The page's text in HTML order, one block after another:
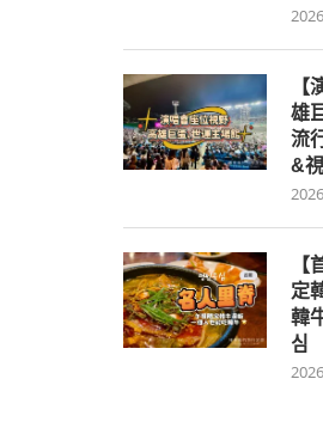
【
雄
流
&
【
定
韓
심